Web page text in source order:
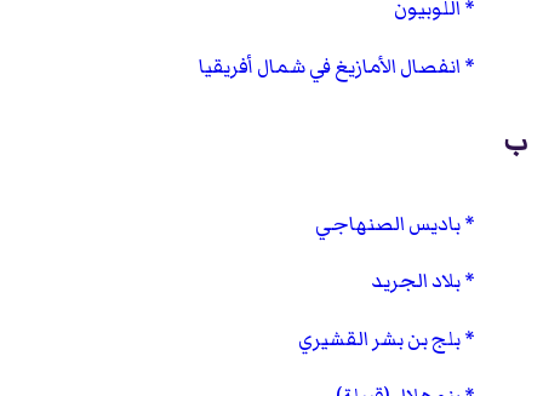
اللوبيون
انفصال الأمازيغ في شمال أفريقيا
ب
باديس الصنهاجي
بلاد الجريد
بلج بن بشر القشيري